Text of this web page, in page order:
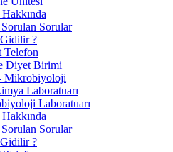
Sorulan Sorular
Gidilir ?
Telefon
Diyet Birimi
Mikrobiyoloji
Laboratuarı
Laboratuarı
Sorulan Sorular
Gidilir ?